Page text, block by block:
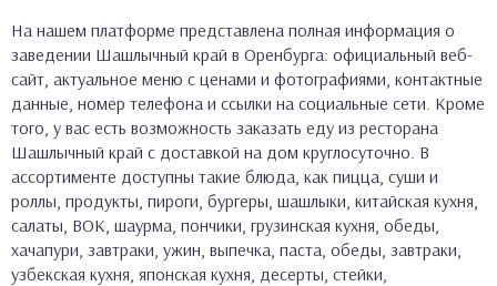
На нашем платформе представлена полная информация о
заведении Шашлычный край в Оренбурга: официальный веб-
сайт, актуальное меню с ценами и фотографиями, контактные
данные, номер телефона и ссылки на социальные сети. Кроме
того, у вас есть возможность заказать еду из ресторана
Шашлычный край с доставкой на дом круглосуточно. В
ассортименте доступны такие блюда, как пицца, суши и
роллы, продукты, пироги, бургеры, шашлыки, китайская кухня,
салаты, ВОК, шаурма, пончики, грузинская кухня, обеды,
хачапури, завтраки, ужин, выпечка, паста, обеды, завтраки,
узбекская кухня, японская кухня, десерты, стейки,